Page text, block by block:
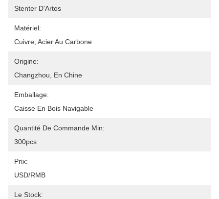
Stenter D'Artos
Matériel:
Cuivre, Acier Au Carbone
Origine:
Changzhou, En Chine
Emballage:
Caisse En Bois Navigable
Quantité De Commande Min:
300pcs
Prix:
USD/RMB
Le Stock: